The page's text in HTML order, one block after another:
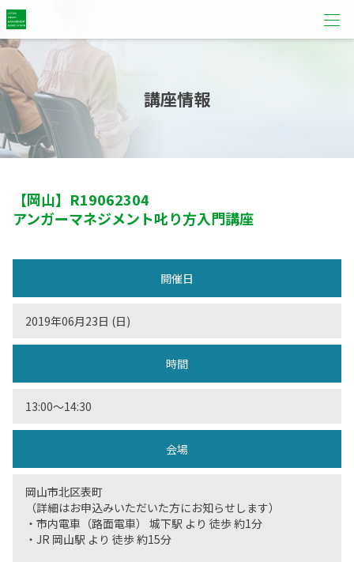
講座情報
【岡山】 R19062304
アンガーマネジメント叱り方入門講座
開催日
2019年06月23日 (日)
時間
13:00〜14:30
会場
岡山市北区表町
（詳細はお申込みいただいた方にお知らせします）
・市内電車（路面電車） 城下駅 より 徒歩 約1分
・JR 岡山駅 より 徒歩 約15分